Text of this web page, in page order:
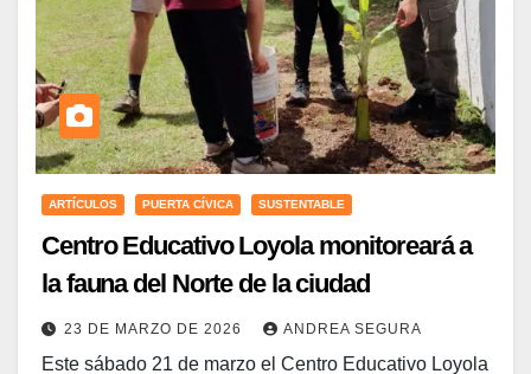
ARTÍCULOS PUERTA CÍVICA SUSTENTABLE
Centro Educativo Loyola monitoreará a
la fauna del Norte de la ciudad
23 DE MARZO DE 2026 ANDREA SEGURA
Este sábado 21 de marzo el Centro Educativo Loyola